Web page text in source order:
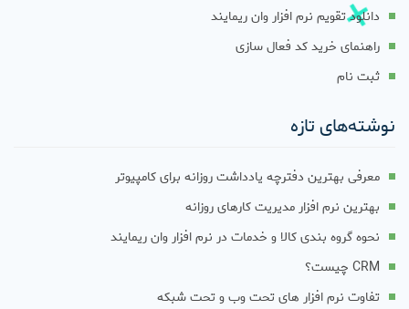
دانلود تقویم نرم افزار وان ریمایند
راهنمای خرید کد فعال سازی
ثبت نام
نوشته‌های تازه
معرفی بهترین دفترچه یادداشت روزانه برای کامپیوتر
بهترین نرم افزار مدیریت کارهای روزانه
نحوه گروه بندی کالا و خدمات در نرم افزار وان ریمایند
CRM چیست؟
تفاوت نرم افزار های تحت وب و تحت شبکه